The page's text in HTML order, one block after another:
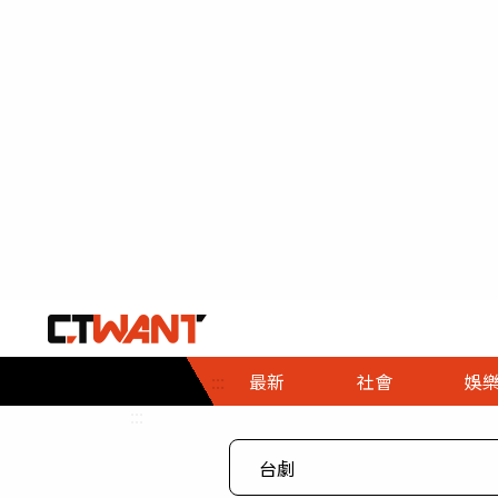
::: 最新 社會
社會首頁
時事
娛樂
娛樂首頁
即時
專題
財經首頁
熱線
３Ｃ
政